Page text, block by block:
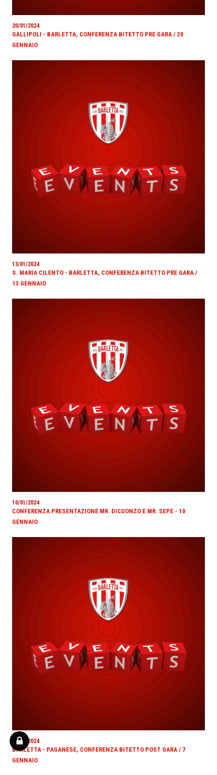
20/01/2024
GALLIPOLI - BARLETTA, CONFERENZA BITETTO PRE GARA / 20
GENNAIO
13/01/2024
S. MARIA CILENTO - BARLETTA, CONFERENZA BITETTO PRE GARA /
13 GENNAIO
10/01/2024
CONFERENZA PRESENTAZIONE MR. DICUONZO E MR. SEPE - 10
GENNAIO
07/01/2024
BARLETTA - PAGANESE, CONFERENZA BITETTO POST GARA / 7
GENNAIO